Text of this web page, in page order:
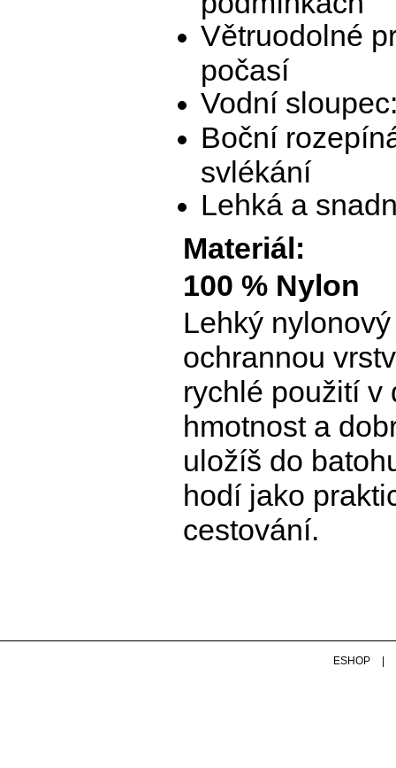
Větruodolné
počasí
Vodní
Boční
svlékání
Lehká a
Materiál:
100 % Nylon
Lehký
ochrannou
rychlé použití v
hmotnost a
uložíš do
hodí jako
cestování.
ESHOP